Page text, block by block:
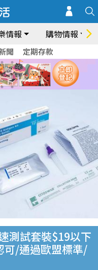
情報 購物情報
聞 定期存款
測試套裝$19以下
可/通過歐盟標準/